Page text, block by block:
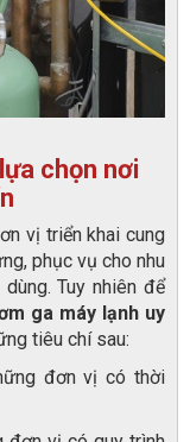
chọn nơi
vị triển khai cung
phục vụ cho nhu
Tuy nhiên để
ga máy lạnh uy
tiêu chí sau:
đơn vị có thời